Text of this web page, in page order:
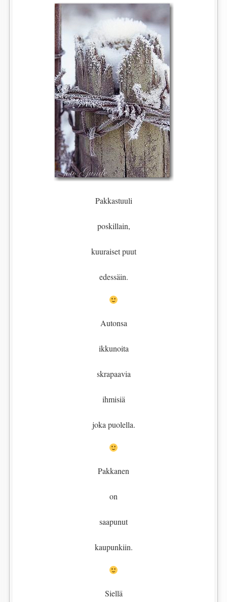
Pakkastuuli
poskillain,
kuuraiset puut
edessäin.
Autonsa
ikkunoita
skrapaavia
ihmisiä
joka puolella.
Pakkanen
on
saapunut
kaupunkiin.
Siellä